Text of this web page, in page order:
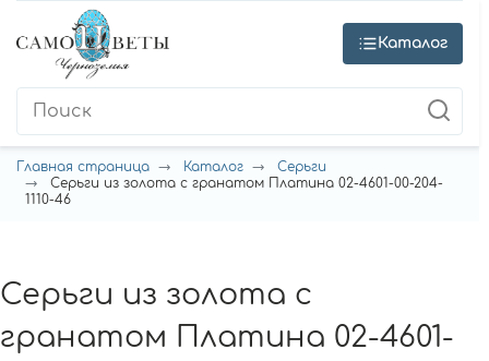
Каталог
Главная страница Каталог
Серьги
Серьги из золота с гранатом Платина 02-4601-00-204-
1110-46
Серьги из золота с
гранатом Платина 02-4601-